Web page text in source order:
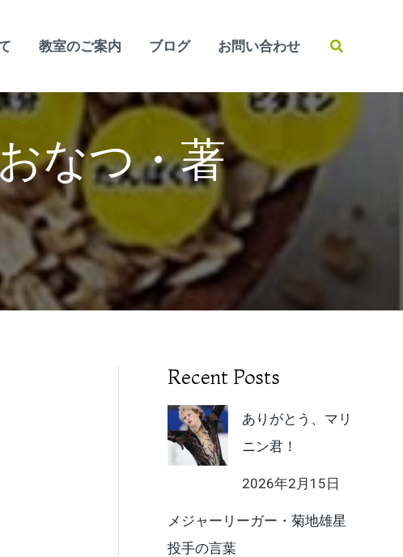
教室のご案内 ブログ お問い合わせ
検
おなつ・著
Recent Posts
ありがとう、マリ
ニン君！
2026年2月15日
メジャーリーガー・菊地雄星
投手の言葉